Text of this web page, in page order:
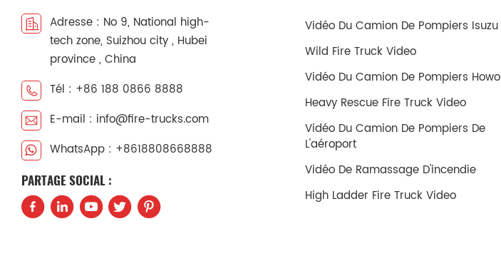
Adresse : No 9, National high-
tech zone, Suizhou city , Hubei
province , China
Tél : +86 188 0866 8888
E-mail : info@fire-trucks.com
WhatsApp : +8618808668888
PARTAGE SOCIAL :
Vidéo Du Camion De Pompiers Isuzu
Wild Fire Truck Video
Vidéo Du Camion De Pompiers Howo
Heavy Rescue Fire Truck Video
Vidéo Du Camion De Pompiers De
L'aéroport
Vidéo De Ramassage D'incendie
High Ladder Fire Truck Video